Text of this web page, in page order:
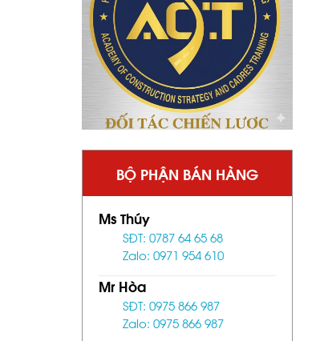
BỘ PHẬN BÁN HÀNG
Ms Thúy
SĐT: 0787 64 65 68
Zalo: 0971 954 610
Mr Hòa
SĐT: 0975 866 987
Zalo: 0975 866 987